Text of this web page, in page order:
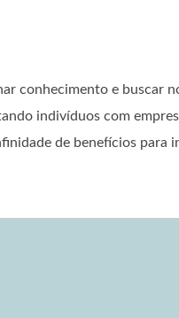
conhecimento e buscar
indivíduos com
de benefícios para